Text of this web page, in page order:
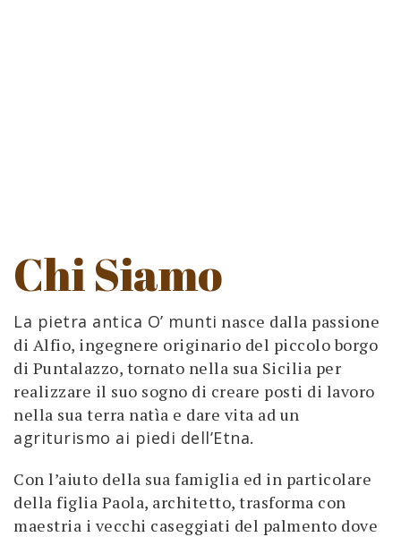
Chi Siamo
La pietra antica O’ munti nasce dalla passione
di Alfio, ingegnere originario del piccolo borgo
di Puntalazzo, tornato nella sua Sicilia per
realizzare il suo sogno di creare posti di lavoro
nella sua terra natìa e dare vita ad un
agriturismo ai piedi dell’Etna.
Con l’aiuto della sua famiglia ed in particolare
della figlia Paola, architetto, trasforma con
maestria i vecchi caseggiati del palmento dove